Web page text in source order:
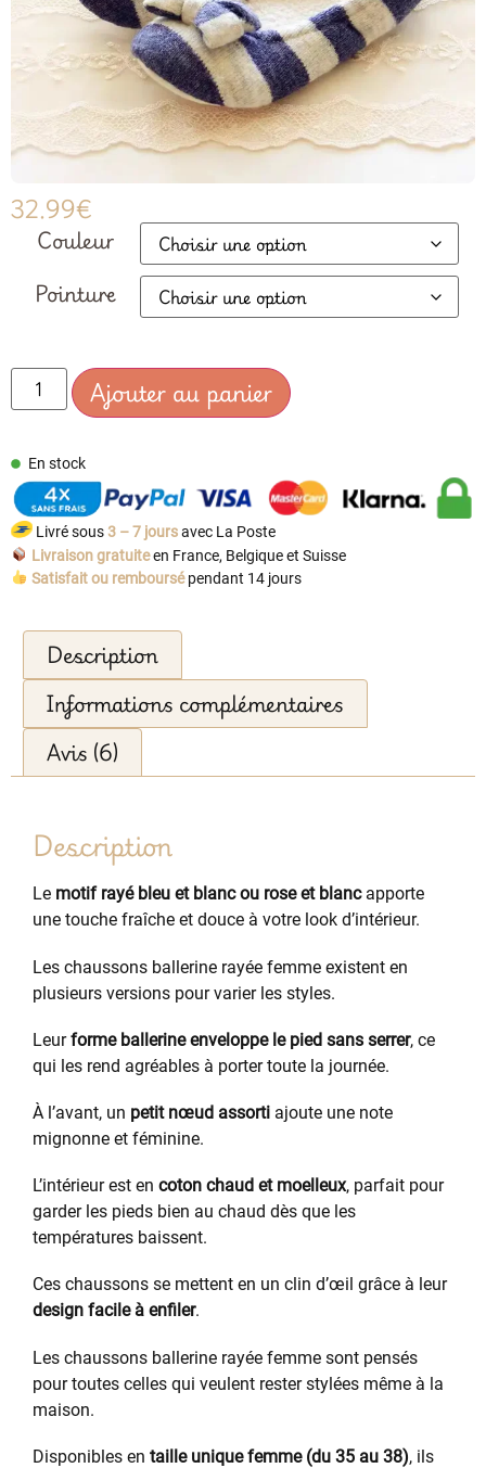
32.99€
Couleur
Pointure
Ajouter au panier
En stock
Livré sous3 – 7 joursavec La Poste
Livraison gratuiteen France, Belgique et Suisse
Satisfait ou remboursépendant 14 jours
Description
Informations complémentaires
Avis (6)
Description
Le motif rayé bleu et blanc ou rose et blanc apporte
une touche fraîche et douce à votre look d’intérieur.
Les chaussons ballerine rayée femme existent en
plusieurs versions pour varier les styles.
Leurforme ballerine enveloppe le pied sans serrer, ce
qui les rend agréables à porter toute la journée.
À l’avant, un petit nœud assorti ajoute une note
mignonne et féminine.
L’intérieur est en coton chaud et moelleux, parfait pour
garder les pieds bien au chaud dès que les
températures baissent.
Ces chaussons se mettent en un clin d’œil grâce à leur
design facile à enfiler.
Les chaussons ballerine rayée femme sont pensés
pour toutes celles qui veulent rester stylées même à la
maison.
Disponibles en taille unique femme (du 35 au 38), ils